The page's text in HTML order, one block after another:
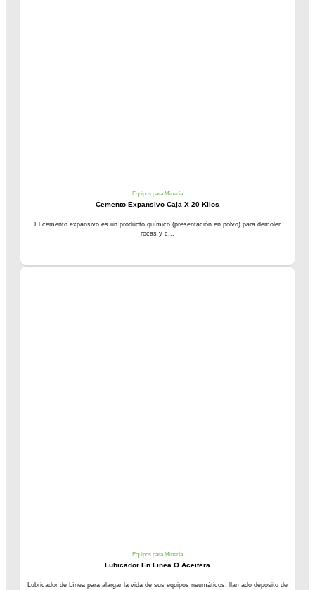
Equipos para Minería
Cemento Expansivo Caja X 20 Kilos
El cemento expansivo es un producto químico (presentación en polvo) para demoler
rocas y c...
Equipos para Minería
Lubicador En Linea O Aceitera
Lubricador de Línea para alargar la vida de sus equipos neumáticos, llamado deposito de